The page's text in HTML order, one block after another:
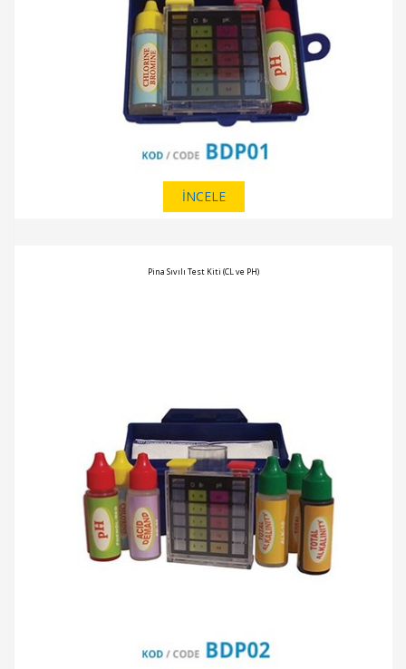
İNCELE
Pina Sıvılı Test Kiti (CL ve PH)